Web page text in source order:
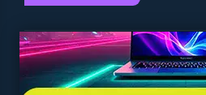
Ми приймаємо: